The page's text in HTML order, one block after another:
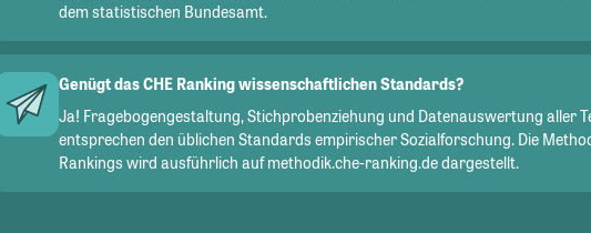
dem statistischen Bundesamt.
Genügt das CHE Ranking wissenschaftlichen Standards?
Ja! Fragebogengestaltung, Stichprobenziehung und Datenauswertung aller
entsprechen den üblichen Standards empirischer Sozialforschung. Die
Rankings wird ausführlich auf methodik.che-ranking.de dargestellt.